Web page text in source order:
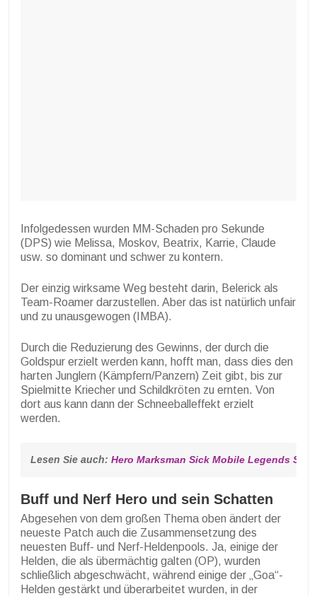
Infolgedessen wurden MM-Schaden pro Sekunde
(DPS) wie Melissa, Moskov, Beatrix, Karrie, Claude
usw. so dominant und schwer zu kontern.
Der einzig wirksame Weg besteht darin, Belerick als
Team-Roamer darzustellen. Aber das ist natürlich unfair
und zu unausgewogen (IMBA).
Durch die Reduzierung des Gewinns, der durch die
Goldspur erzielt werden kann, hofft man, dass dies den
harten Junglern (Kämpfern/Panzern) Zeit gibt, bis zur
Spielmitte Kriecher und Schildkröten zu ernten. Von
dort aus kann dann der Schneeballeffekt erzielt
werden.
Lesen Sie auch: Hero Marksman Sick Mobile Legends
Buff und Nerf Hero und sein Schatten
Abgesehen von dem großen Thema oben ändert der
neueste Patch auch die Zusammensetzung des
neuesten Buff- und Nerf-Heldenpools. Ja, einige der
Helden, die als übermächtig galten (OP), wurden
schließlich abgeschwächt, während einige der „Goa“-
Helden gestärkt und überarbeitet wurden, in der